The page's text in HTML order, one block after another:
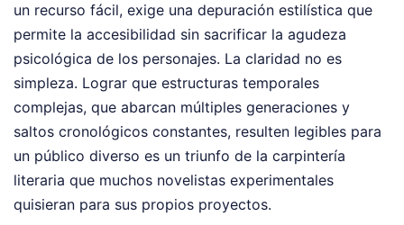
un recurso fácil, exige una depuración estilística que
permite la accesibilidad sin sacrificar la agudeza
psicológica de los personajes. La claridad no es
simpleza. Lograr que estructuras temporales
complejas, que abarcan múltiples generaciones y
saltos cronológicos constantes, resulten legibles para
un público diverso es un triunfo de la carpintería
literaria que muchos novelistas experimentales
quisieran para sus propios proyectos.